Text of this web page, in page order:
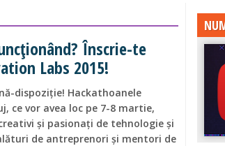
Înscrie-te
Labs 2015!
dispoziție! Hackathoanele
ce vor avea loc pe 7-8 martie,
și pasionați de tehnologie și
de antreprenori și mentori de